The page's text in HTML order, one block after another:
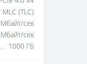
(TLC)
сек
сек
1000 ГБ